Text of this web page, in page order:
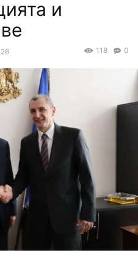
и
0
118